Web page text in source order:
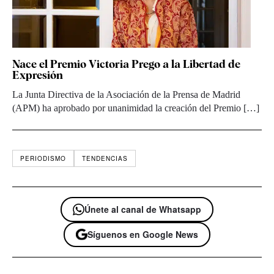
Nace el Premio Victoria Prego a la Libertad de
Expresión
La Junta Directiva de la Asociación de la Prensa de Madrid
(APM) ha aprobado por unanimidad la creación del Premio […]
PERIODISMO TENDENCIAS
Únete al canal de Whatsapp
Síguenos en Google News